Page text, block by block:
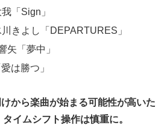
「Sign」
きよし「DEPARTURES」
矢「夢中」
は勝つ」
から楽曲が始まる可能性が高いた
イムシフト操作は慎重に。